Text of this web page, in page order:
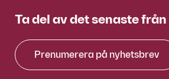
Ta del av det senaste från
Prenumerera på nyhetsbrev